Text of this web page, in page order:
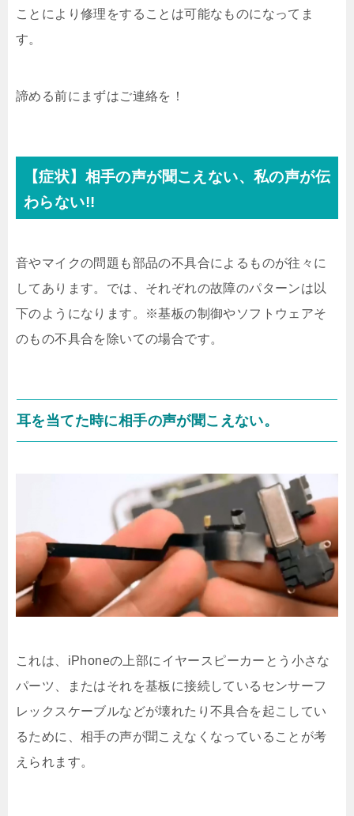
ことにより修理をすることは可能なものになってま
す。
諦める前にまずはご連絡を！
【症状】相手の声が聞こえない、私の声が伝
わらない!!
音やマイクの問題も部品の不具合によるものが往々に
してあります。では、それぞれの故障のパターンは以
下のようになります。※基板の制御やソフトウェアそ
のもの不具合を除いての場合です。
耳を当てた時に相手の声が聞こえない。
これは、iPhoneの上部にイヤースピーカーとう小さな
パーツ、またはそれを基板に接続しているセンサーフ
レックスケーブルなどが壊れたり不具合を起こしてい
るために、相手の声が聞こえなくなっていることが考
えられます。